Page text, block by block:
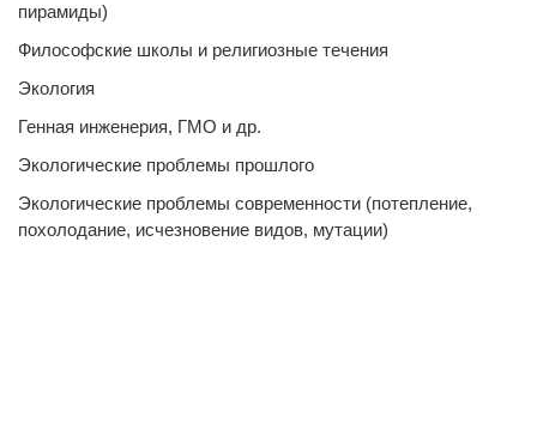
пирамиды)
Философские школы и религиозные течения
Экология
Генная инженерия, ГМО и др.
Экологические проблемы прошлого
Экологические проблемы современности (потепление,
похолодание, исчезновение видов, мутации)